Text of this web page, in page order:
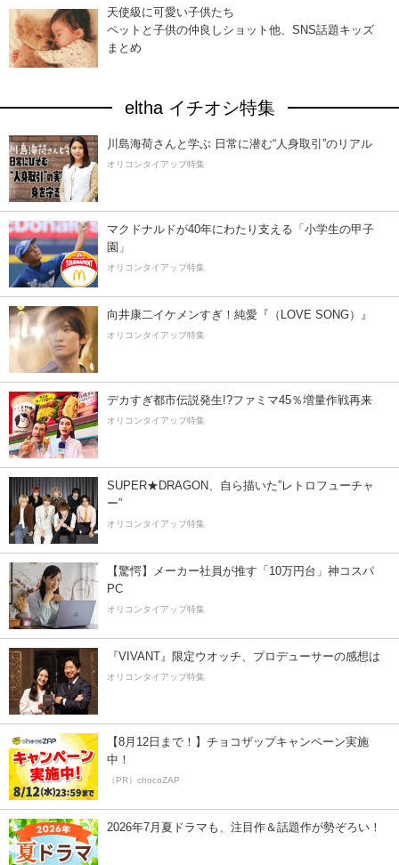
天使級に可愛い子供たち
ペットと子供の仲良しショット他、SNS話題キッズ
まとめ
eltha イチオシ特集
川島海荷さんと学ぶ 日常に潜む“人身取引”のリアル
オリコンタイアップ特集
マクドナルドが40年にわたり支える「小学生の甲子
園」
オリコンタイアップ特集
向井康二イケメンすぎ！純愛『（LOVE SONG）』
オリコンタイアップ特集
デカすぎ都市伝説発生!?ファミマ45％増量作戦再来
オリコンタイアップ特集
SUPER★DRAGON、自ら描いた”レトロフューチャ
ー”
オリコンタイアップ特集
【驚愕】メーカー社員が推す「10万円台」神コスパ
PC
オリコンタイアップ特集
『VIVANT』限定ウオッチ、プロデューサーの感想は
オリコンタイアップ特集
【8月12日まで！】チョコザップキャンペーン実施
中！
（PR）chocoZAP
2026年7月夏ドラマも、注目作＆話題作が勢ぞろい！